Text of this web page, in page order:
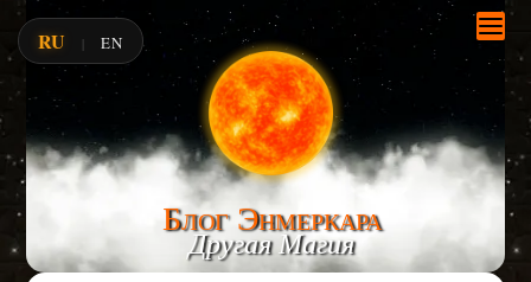
Блог Энмеркара
Другая Магия
RU | EN